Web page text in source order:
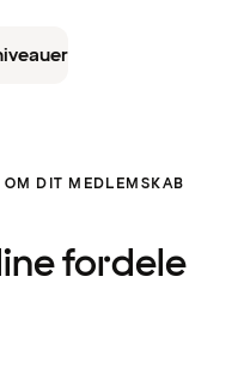
DIT MEDLEMSKAB
fordele